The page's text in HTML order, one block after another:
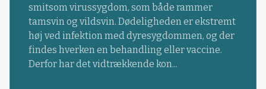
smitsom virussygdom, som både rammer
tamsvin og vildsvin. Dødeligheden er ekstremt
høj ved infektion med dyresygdommen, og der
findes hverken en behandling eller vaccine.
Derfor har det vidtrækkende kon...